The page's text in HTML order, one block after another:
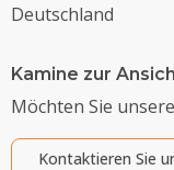
Deutschland
Kamine zur
Möchten Sie
Kontaktieren Sie